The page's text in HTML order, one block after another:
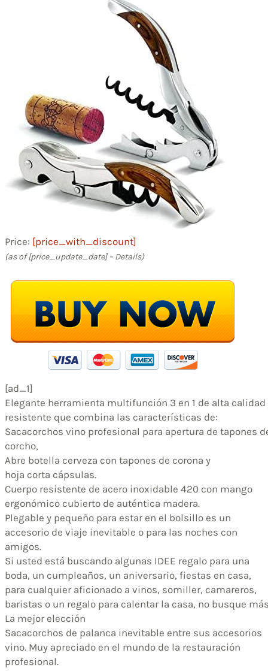
Price: [price_with_discount]
(as of [price_update_date] – Details)
[ad_1]
Elegante herramienta multifunción 3 en 1 de alta calidad
resistente que combina las características de:
Sacacorchos vino profesional para apertura de tapones
corcho,
Abre botella cerveza con tapones de corona y
hoja corta cápsulas.
Cuerpo resistente de acero inoxidable 420 con mango
ergonómico cubierto de auténtica madera.
Plegable y pequeño para estar en el bolsillo es un
accesorio de viaje inevitable o para las noches con
amigos.
Si usted está buscando algunas IDEE regalo para una
boda, un cumpleaños, un aniversario, fiestas en casa,
para cualquier aficionado a vinos, somiller, camareros,
baristas o un regalo para calentar la casa, no busque
La mejor elección
Sacacorchos de palanca inevitable entre sus accesorios
vino. Muy apreciado en el mundo de la restauración
profesional.